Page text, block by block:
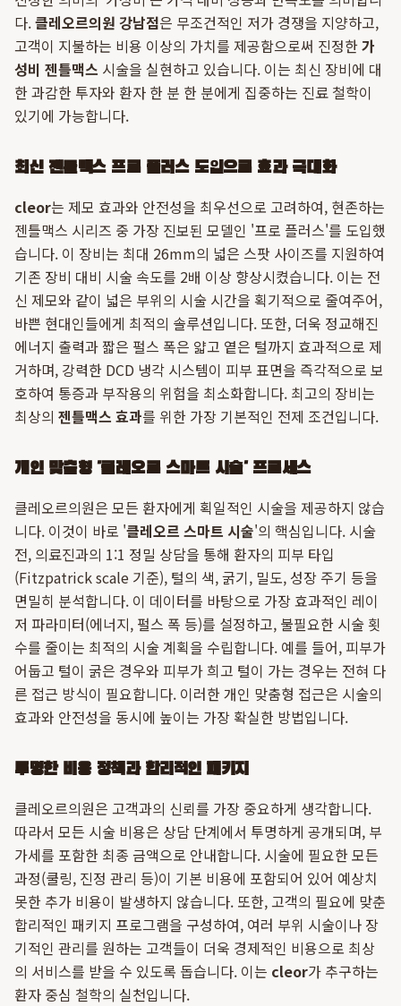
다.클레오르의원 강남점은 무조건적인 저가 경쟁을 지양하고,
고객이 지불하는 비용 이상의 가치를 제공함으로써 진정한가
성비 젠틀맥스 시술을 실현하고 있습니다. 이는 최신 장비에 대
한 과감한 투자와 환자 한 분 한 분에게 집중하는 진료 철학이
있기에 가능합니다.
최신 젠틀맥스 프로 플러스 도입으로 효과 극대화
cleor는 제모 효과와 안전성을 최우선으로 고려하여, 현존하는
젠틀맥스 시리즈 중 가장 진보된 모델인 '프로 플러스'를 도입했
습니다. 이 장비는 최대 26mm의 넓은 스팟 사이즈를 지원하여
기존 장비 대비 시술 속도를 2배 이상 향상시켰습니다. 이는 전
신 제모와 같이 넓은 부위의 시술 시간을 획기적으로 줄여주어,
바쁜 현대인들에게 최적의 솔루션입니다. 또한, 더욱 정교해진
에너지 출력과 짧은 펄스 폭은 얇고 옅은 털까지 효과적으로 제
거하며, 강력한 DCD 냉각 시스템이 피부 표면을 즉각적으로 보
호하여 통증과 부작용의 위험을 최소화합니다. 최고의 장비는
최상의 젠틀맥스 효과를 위한 가장 기본적인 전제 조건입니다.
개인 맞춤형 '클레오르 스마트 시술' 프로세스
클레오르의원은 모든 환자에게 획일적인 시술을 제공하지 않습
니다. 이것이 바로 '클레오르 스마트 시술'의 핵심입니다. 시술
전, 의료진과의 1:1 정밀 상담을 통해 환자의 피부 타입
(Fitzpatrick scale 기준), 털의 색, 굵기, 밀도, 성장 주기 등을
면밀히 분석합니다. 이 데이터를 바탕으로 가장 효과적인 레이
저 파라미터(에너지, 펄스 폭 등)를 설정하고, 불필요한 시술 횟
수를 줄이는 최적의 시술 계획을 수립합니다. 예를 들어, 피부가
어둡고 털이 굵은 경우와 피부가 희고 털이 가는 경우는 전혀 다
른 접근 방식이 필요합니다. 이러한 개인 맞춤형 접근은 시술의
효과와 안전성을 동시에 높이는 가장 확실한 방법입니다.
투명한 비용 정책과 합리적인 패키지
클레오르의원은 고객과의 신뢰를 가장 중요하게 생각합니다.
따라서 모든 시술 비용은 상담 단계에서 투명하게 공개되며, 부
가세를 포함한 최종 금액으로 안내합니다. 시술에 필요한 모든
과정(쿨링, 진정 관리 등)이 기본 비용에 포함되어 있어 예상치
못한 추가 비용이 발생하지 않습니다. 또한, 고객의 필요에 맞춘
합리적인 패키지 프로그램을 구성하여, 여러 부위 시술이나 장
기적인 관리를 원하는 고객들이 더욱 경제적인 비용으로 최상
의 서비스를 받을 수 있도록 돕습니다. 이는 cleor가 추구하는
환자 중심 철학의 실천입니다.